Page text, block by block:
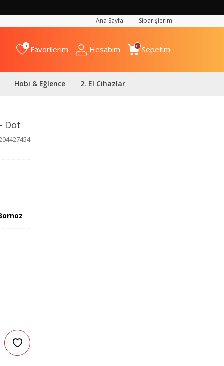
Ana Sayfa Siparişlerim
0 Favorilerim Hesabım 0 Sepetim
Hobi & Eğlence 2. El Cihazlar
Dot